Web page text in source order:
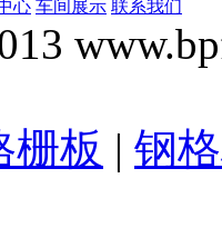
心 车间展示 联系我们
栅板 | 钢